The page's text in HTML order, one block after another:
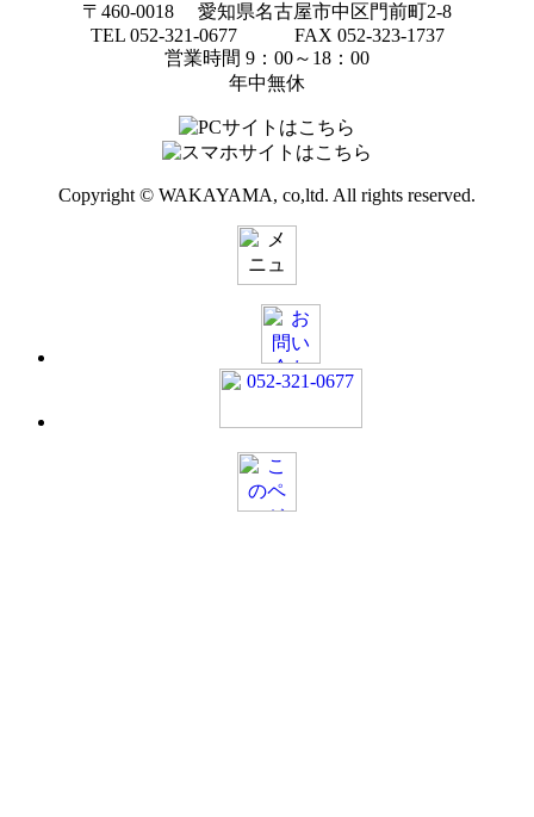
〒460-0018 愛知県名古屋市中区門前町2-8
TEL 052-321-0677 FAX 052-323-1737
営業時間 9：00～18：00
年中無休
Copyright © WAKAYAMA, co,ltd. All rights reserved.